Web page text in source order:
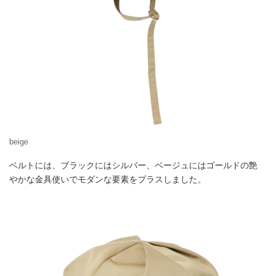
beige
ベルトには、ブラックにはシルバー、ベージュにはゴールドの艶
やかな金具使いでモダンな要素をプラスしました。